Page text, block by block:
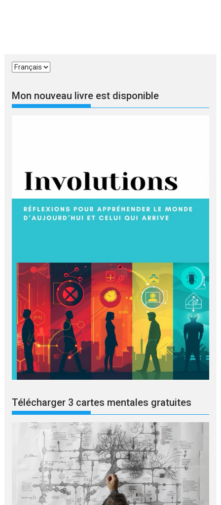
Choisir
langue
Mon nouveau livre est disponible
Télécharger 3 cartes mentales gratuites